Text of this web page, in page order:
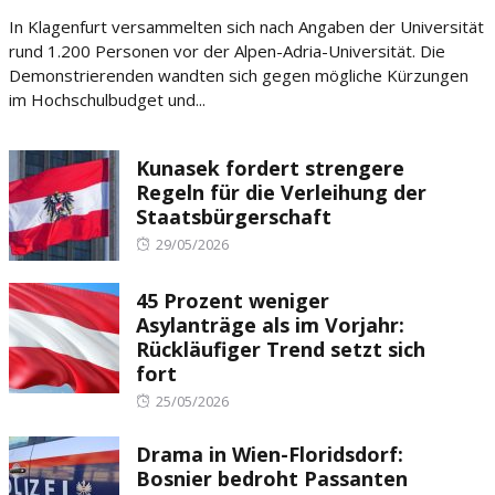
In Klagenfurt versammelten sich nach Angaben der Universität
rund 1.200 Personen vor der Alpen-Adria-Universität. Die
Demonstrierenden wandten sich gegen mögliche Kürzungen
im Hochschulbudget und...
Kunasek fordert strengere
Regeln für die Verleihung der
Staatsbürgerschaft
Posted
29/05/2026
45 Prozent weniger
Asylanträge als im Vorjahr:
Rückläufiger Trend setzt sich
fort
Posted
25/05/2026
Drama in Wien-Floridsdorf:
Bosnier bedroht Passanten